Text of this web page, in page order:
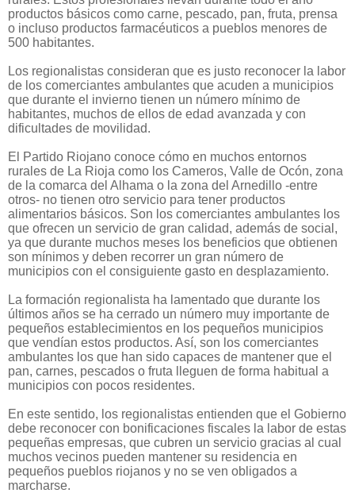
productos básicos como carne, pescado, pan, fruta, prensa
o incluso productos farmacéuticos a pueblos menores de
500 habitantes.
Los regionalistas consideran que es justo reconocer la labor
de los comerciantes ambulantes que acuden a municipios
que durante el invierno tienen un número mínimo de
habitantes, muchos de ellos de edad avanzada y con
dificultades de movilidad.
El Partido Riojano conoce cómo en muchos entornos
rurales de La Rioja como los Cameros, Valle de Ocón, zona
de la comarca del Alhama o la zona del Arnedillo -entre
otros- no tienen otro servicio para tener productos
alimentarios básicos. Son los comerciantes ambulantes los
que ofrecen un servicio de gran calidad, además de social,
ya que durante muchos meses los beneficios que obtienen
son mínimos y deben recorrer un gran número de
municipios con el consiguiente gasto en desplazamiento.
La formación regionalista ha lamentado que durante los
últimos años se ha cerrado un número muy importante de
pequeños establecimientos en los pequeños municipios
que vendían estos productos. Así, son los comerciantes
ambulantes los que han sido capaces de mantener que el
pan, carnes, pescados o fruta lleguen de forma habitual a
municipios con pocos residentes.
En este sentido, los regionalistas entienden que el Gobierno
debe reconocer con bonificaciones fiscales la labor de estas
pequeñas empresas, que cubren un servicio gracias al cual
muchos vecinos pueden mantener su residencia en
pequeños pueblos riojanos y no se ven obligados a
marcharse.